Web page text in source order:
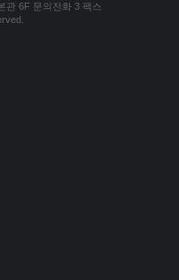
관 6F 문의전화 3 팩스